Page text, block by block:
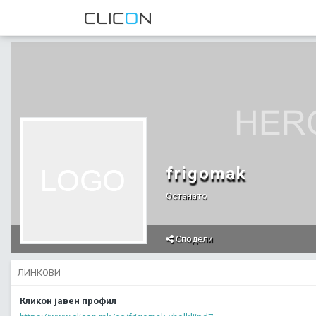
frigomak
Останато
Сподели
ЛИНКОВИ
Кликон јавен профил